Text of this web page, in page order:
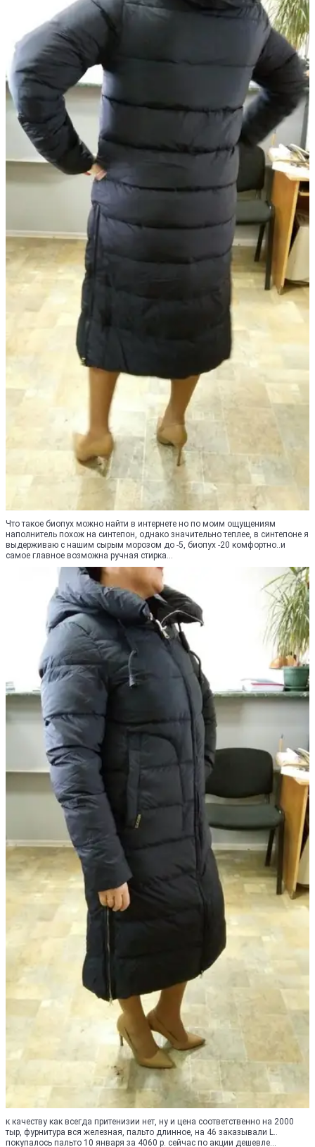
Что такое биопух можно найти в интернете но по моим ощущениям
наполнитель похож на синтепон, однако значительно теплее, в синтепоне я
выдерживаю с нашим сырым морозом до -5, биопух -20 комфортно..и
самое главное возможна ручная стирка...
к качеству как всегда притенизии нет, ну и цена соответственно на 2000
тыр, фурнитура вся железная, пальто длинное, на 46 заказывали L..
покупалось пальто 10 января за 4060 р. сейчас по акции дешевле...